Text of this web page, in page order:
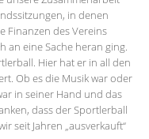
in denen
Finanzen des Vereins
an eine Sache heran ging.
Hier hat er in all den
Ob es die Musik war oder
in seiner Hand und das
dass der Sportlerball
seit Jahren „ausverkauft“